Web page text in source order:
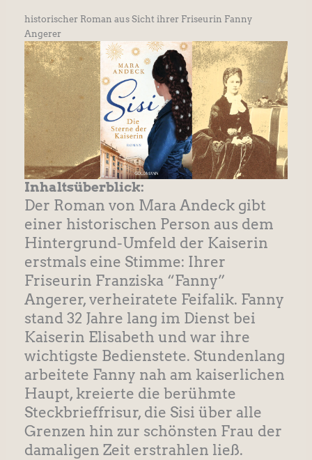
historischer Roman aus Sicht ihrer Friseurin Fanny
Angerer
Inhaltsüberblick:
Der Roman von Mara Andeck gibt
einer historischen Person aus dem
Hintergrund-Umfeld der Kaiserin
erstmals eine Stimme: Ihrer
Friseurin Franziska “Fanny”
Angerer, verheiratete Feifalik. Fanny
stand 32 Jahre lang im Dienst bei
Kaiserin Elisabeth und war ihre
wichtigste Bedienstete. Stundenlang
arbeitete Fanny nah am kaiserlichen
Haupt, kreierte die berühmte
Steckbrieffrisur, die Sisi über alle
Grenzen hin zur schönsten Frau der
damaligen Zeit erstrahlen ließ.